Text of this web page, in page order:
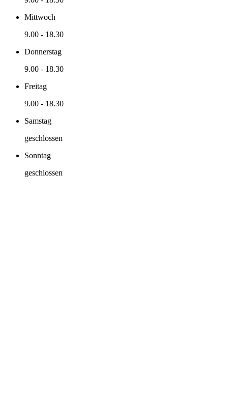
Mittwoch
9.00 - 18.30
Donnerstag
9.00 - 18.30
Freitag
9.00 - 18.30
Samstag
geschlossen
Sonntag
geschlossen